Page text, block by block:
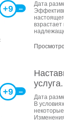
+9 ‒
Дата
+9 ‒
услуга.
Дата
В